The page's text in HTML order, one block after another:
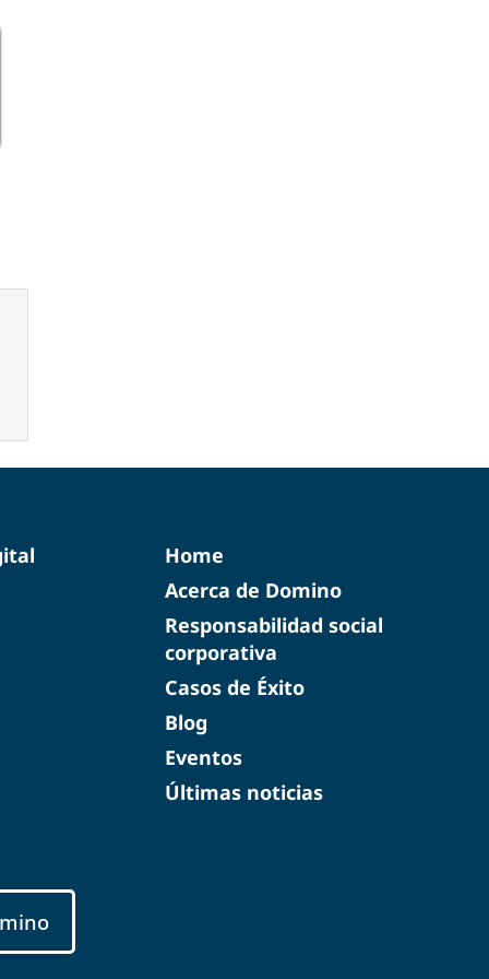
Home
Acerca de Domino
Responsabilidad social
corporativa
Casos de Éxito
Blog
Eventos
Últimas noticias